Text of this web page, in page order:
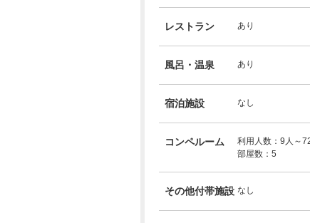
レストラン あり
風呂・温泉 あり
宿泊施設 なし
コンペルーム
利用人数：9人～
部屋数：5
その他付帯施設 なし